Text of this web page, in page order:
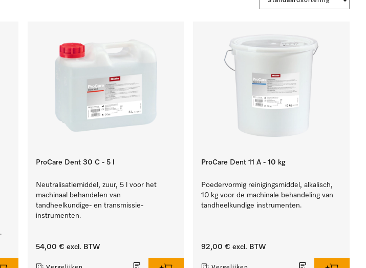
ProCare Dent 30 C - 5 l
Neutralisatiemiddel, zuur, 5 l voor het
machinaal behandelen van
tandheelkundige- en transmissie-
instrumenten.
54,00 € excl. BTW
ProCare Dent 11 A - 10 kg
Poedervormig reinigingsmiddel, alkalisch,
10 kg voor de machinale behandeling van
tandheelkundige instrumenten.
92,00 € excl. BTW